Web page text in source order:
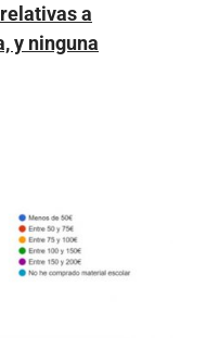
a
y ninguna